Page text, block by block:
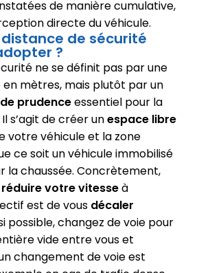
de manière cumulative,
directe du véhicule.
de sécurité
?
ne se définit pas par une
mètres, mais plutôt par un
prudenceessentiel pour la
s’agit de créer unespace libre
votre véhicule et la zone
ce soit un véhicule immobilisé
la chaussée. Concrètement,
réduire votre vitesseà
est de vous décaler
possible, changez de voie pour
vide entre vous et
changement de voie est